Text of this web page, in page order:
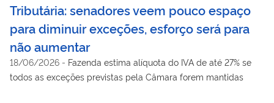
Tributária: senadores veem pouco espaço
para diminuir exceções, esforço será para
não aumentar
18/06/2026 - Fazenda estima alíquota do IVA de até 27% se
todos as exceções previstas pela Câmara forem mantidas